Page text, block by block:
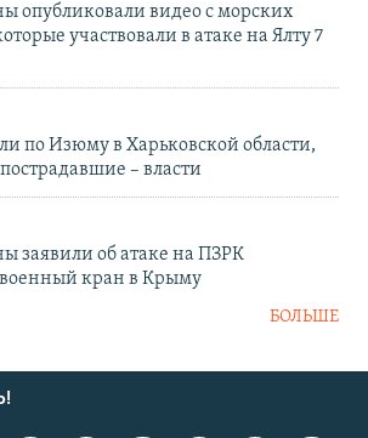
опубликовали видео с морских
участвовали в атаке на Ялту 7
по Изюму в Харьковской области,
– власти
заявили об атаке на ПЗРК
кран в Крыму
БОЛЬШЕ